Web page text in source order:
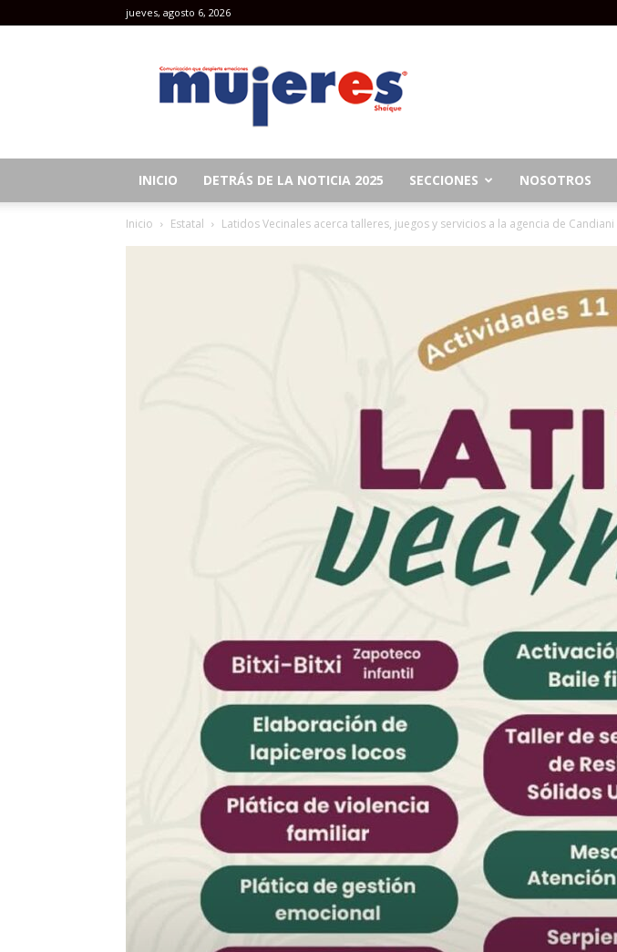
jueves, agosto 6, 2026
Mujeres
INICIO DETRÁS DE LA NOTICIA 2025 SECCIONES NOSOTROS
Inicio Estatal Latidos Vecinales acerca talleres, juegos y servicios a la agencia de Candiani